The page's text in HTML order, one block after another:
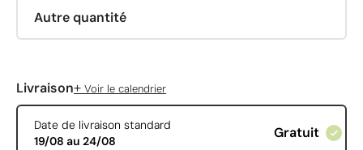
Autre quantité
Livraison+ Voir le calendrier
Date de livraison standard
19/08 au 24/08
Gratuit